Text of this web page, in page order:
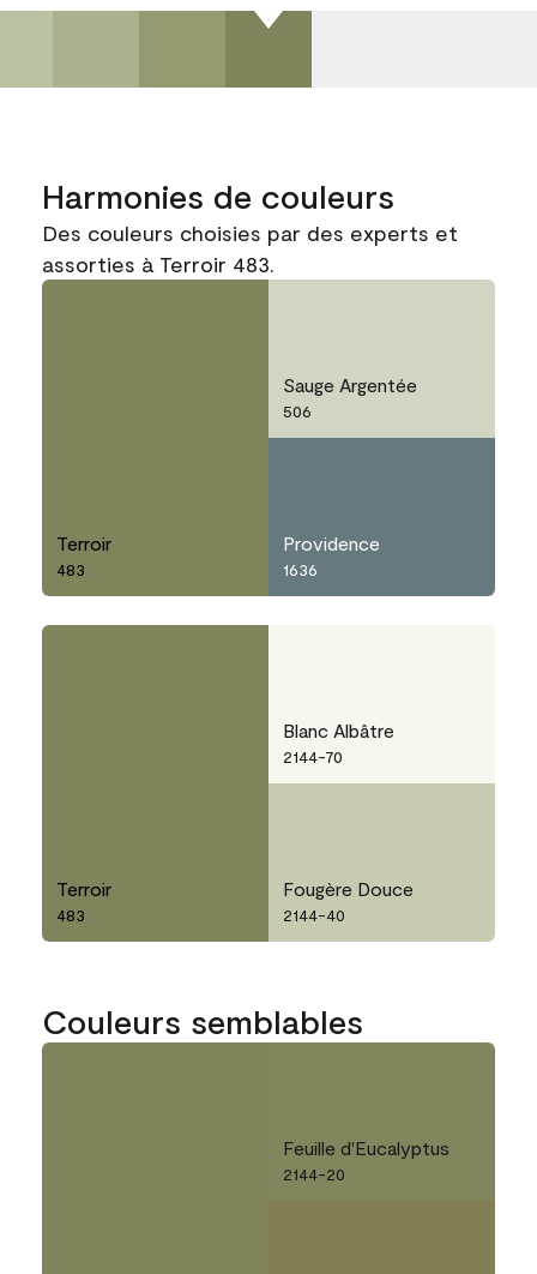
Harmonies de couleurs
Des couleurs choisies par des experts et
assorties à Terroir 483.
Terroir
483
Sauge Argentée
506
Providence
1636
Terroir
483
Blanc Albâtre
2144-70
Fougère Douce
2144-40
Couleurs semblables
Feuille d'Eucalyptus
2144-20